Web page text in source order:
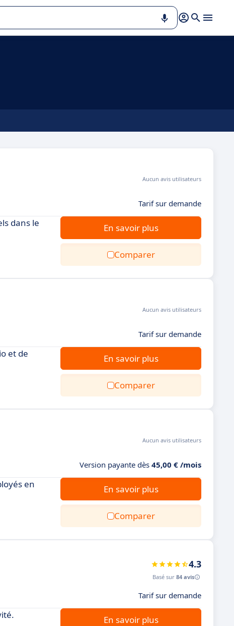
Aucun avis utilisateurs
Tarif sur demande
dans le
En savoir plus
Comparer
Aucun avis utilisateurs
Tarif sur demande
et de
En savoir plus
Comparer
Aucun avis utilisateurs
Version payante dès 45,00 € /mois
en
En savoir plus
Comparer
4.3
Basé sur 84 avis
Tarif sur demande
En savoir plus